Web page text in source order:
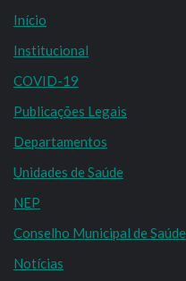
Início
Institucional
COVID-19
Publicações Legais
Departamentos
Unidades de Saúde
NEP
Conselho Municipal de Saúde
Notícias